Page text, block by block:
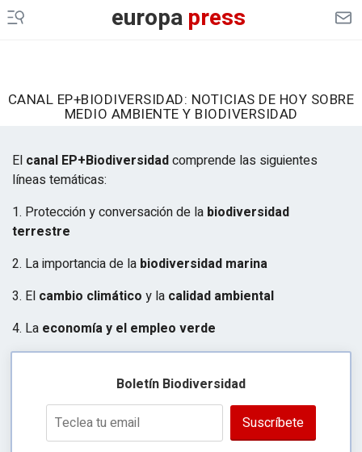
europapress
CANAL EP+BIODIVERSIDAD: NOTICIAS DE HOY SOBRE
MEDIO AMBIENTE Y BIODIVERSIDAD
El canal EP+Biodiversidadcomprende las siguientes
líneas temáticas:
1. Protección y conversación de la biodiversidad
terrestre
2. La importancia de la biodiversidad marina
3. El cambio climático y la calidad ambiental
4. La economía y el empleo verde
Boletín Biodiversidad
Suscríbete